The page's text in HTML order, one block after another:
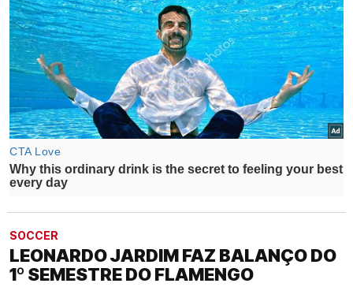
SOCCER
LEONARDO JARDIM FAZ BALANÇO DO
1º SEMESTRE DO FLAMENGO